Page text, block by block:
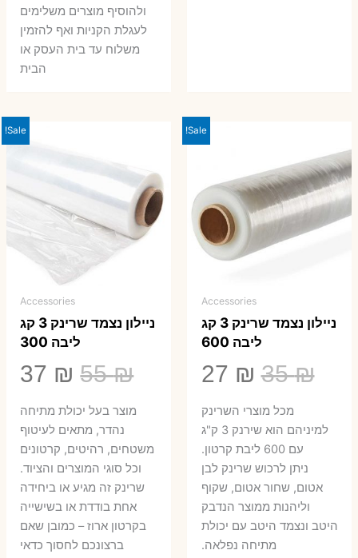
ולהוסיף מוצרים משלימים
לעגלת הקניות ואף להזמין
משלוח עד בית העסק או
הבית
Sale!
Accessories
ניילון נצמד שרינק 3 קג
ליבה 600
35₪
המחיר
המקורי
היה:
35 ₪.
27 ₪
הנוכחי
הוא:
מכל מוצרי השרינק
למיניהם הוא שירנק 3 ק"ג
עם 600 ליבת קרטון.
ניתן לרכוש שרינק לבן
אטום, שחור אטום, שקוף
וליהנות ממוצר הנדבק
היטב ונצמד היטב עם יכולת
מתיחה נפלאה.
Sale!
Accessories
ניילון נצמד שרינק 3 קג
ליבה 300
55₪
המחיר
המקורי
היה:
55 ₪.
37 ₪
₪.
מוצר בעל יכולת מתיחה
נהדר, מתאים לעיטוף
משטחים, רהיטים, קרטונים
וכל סוגי המוצרים והציוד.
שרינק זה מגיע או ביחידה
אחת בודדת או בשישייה
בקרטון ארוז – כמובן שאם
ברצונכם לחסוך כדאי